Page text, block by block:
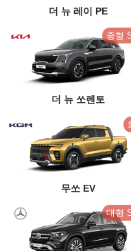
더 뉴 레이 PE
중형
더 뉴 쏘렌토
무쏘 EV
대형